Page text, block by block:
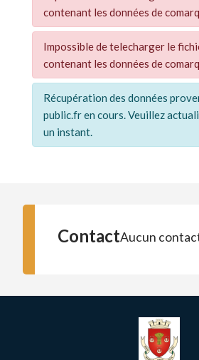
contenant les données de
Impossible de telecharger le
contenant les données de
Récupération des données
public.fr en cours. Veuillez
un instant.
ContactAucun